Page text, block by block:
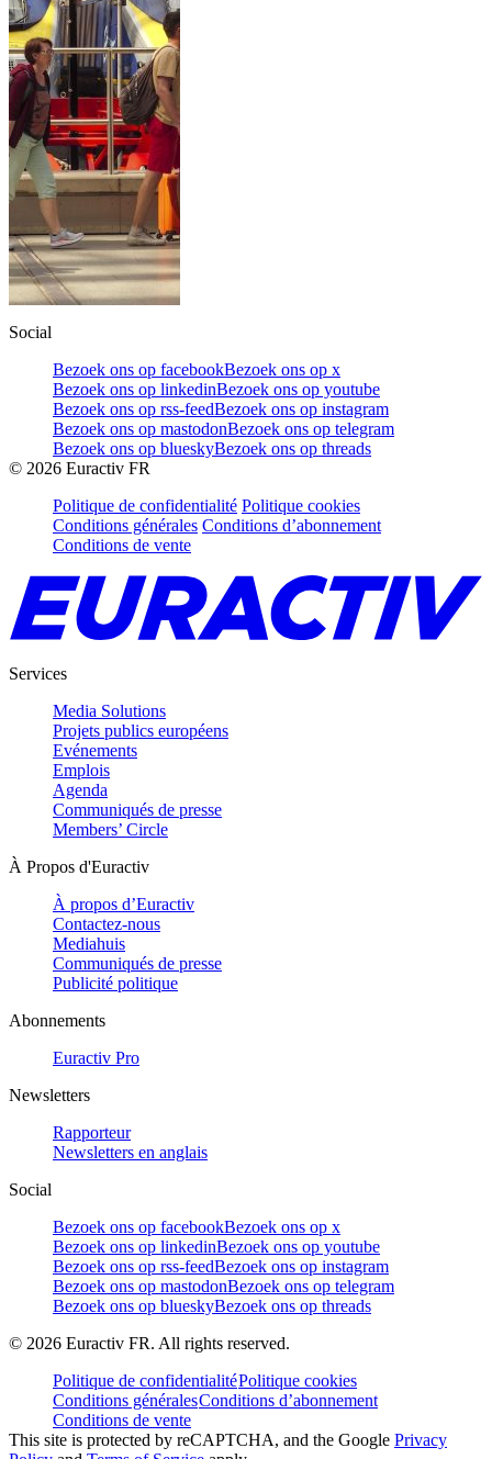
Social
Bezoek ons op facebookBezoek ons op x
Bezoek ons op linkedinBezoek ons op youtube
Bezoek ons op rss-feedBezoek ons op instagram
Bezoek ons op mastodonBezoek ons op telegram
Bezoek ons op blueskyBezoek ons op threads
© 2026 Euractiv FR
Politique de confidentialité Politique cookies
Conditions générales Conditions d’abonnement
Conditions de vente
Services
Media Solutions
Projets publics européens
Evénements
Emplois
Agenda
Communiqués de presse
Members’ Circle
À Propos d'Euractiv
À propos d’Euractiv
Contactez-nous
Mediahuis
Communiqués de presse
Publicité politique
Abonnements
Euractiv Pro
Newsletters
Rapporteur
Newsletters en anglais
Social
Bezoek ons op facebookBezoek ons op x
Bezoek ons op linkedinBezoek ons op youtube
Bezoek ons op rss-feedBezoek ons op instagram
Bezoek ons op mastodonBezoek ons op telegram
Bezoek ons op blueskyBezoek ons op threads
© 2026 Euractiv FR. All rights reserved.
Politique de confidentialitéPolitique cookies
Conditions généralesConditions d’abonnement
Conditions de vente
This site is protected by reCAPTCHA, and the Google Privacy